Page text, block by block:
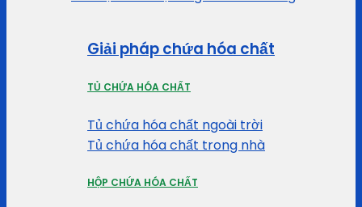
Giải pháp chứa hóa chất
TỦ CHỨA HÓA CHẤT
Tủ chứa hóa chất ngoài trời
Tủ chứa hóa chất trong nhà
HỘP CHỨA HÓA CHẤT